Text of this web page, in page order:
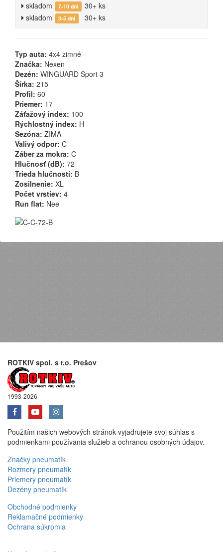
skladom
7-10 dní
30+ ks
skladom
3-5 dní 30+ ks
Typ auta: 4x4 zimné
Značka: Nexen
Dezén: WINGUARD Sport 3
Šírka: 215
Profil: 60
Priemer: 17
Záťažový index: 100
Rýchlostný index: H
Sezóna: ZIMA
Valivý odpor: C
Záber za mokra: C
Hlučnosť (dB): 72
Trieda hlučnosti: B
Zosilnenie: XL
Počet vrstiev: 4
Run flat: Nee
ROTKIV spol. s r.o. Prešov
1993-2026
Použitím našich webových stránok vyjadrujete svoj súhlas s
podmienkami používania služieb a ochranou osobných údajov.
Značky pneumatík
Rozmery pneumatík
Priemery pneumatík
Dezény pneumatík
Obchodné podmienky
Reklamačné podmienky
Ochrana súkromia